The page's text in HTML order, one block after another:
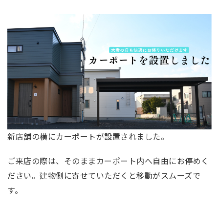
新店舗の横にカーポートが設置されました。
ご来店の際は、そのままカーポート内へ自由にお停めく
ださい。建物側に寄せていただくと移動がスムーズで
す。